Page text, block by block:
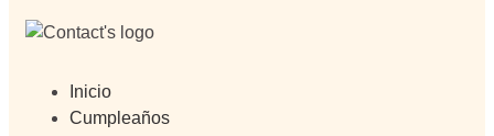
Inicio
Cumpleaños